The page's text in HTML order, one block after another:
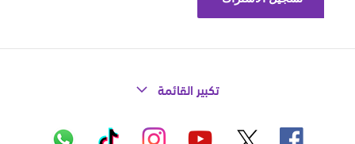
تكبير القائمة
فيسبوك يوتيوب إنستاغرام تيك
واتساب